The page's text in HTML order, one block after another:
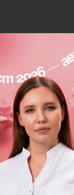
HydroPeptide
нормализации
HydroPeptide
SKU: 805
6 500 р.
Добавить в
Поросуживающая